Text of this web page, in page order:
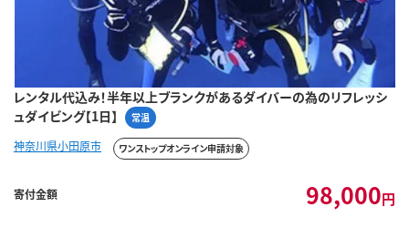
レンタル代込み！半年以上ブランクがあるダイバーの為のリフレッシ
ュダイビング【1日】
常温
神奈川県小田原市 ワンストップオンライン申請対象
寄付金額 98,000円